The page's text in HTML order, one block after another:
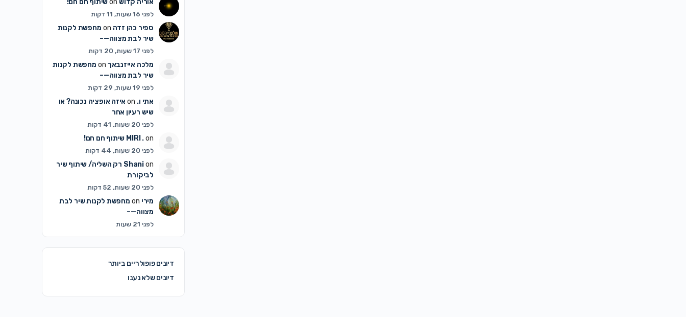
אוריה קדוש שיתוף חם חם!
לפני 16 שעות, 11 דקות
ספיר כהן זדה
מחפשת לקנות
שיר לבת מצווה—–
לפני 17 שעות, 20 דקות
מלכה אייזנבאך
מחפשת לקנות
שיר לבת מצווה—–
לפני 19 שעות, 29 דקות
אתי ו.
איזה אופציה נכונה? או
שיש רעיון אחר
לפני 20 שעות, 41 דקות
MIRI .on שיתוף חם חם!
לפני 20 שעות, 44 דקות
Shanion
רק השליה/ שיתוף שיר
לביקורת
לפני 20 שעות, 52 דקות
מירי
מחפשת לקנות שיר לבת
מצווה—–
לפני 21 שעות
דיונים פופולריים ביותר
דיונים שלא נענו